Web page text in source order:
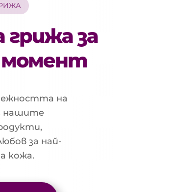
за
момент
на
нашите
за най-
кожа.